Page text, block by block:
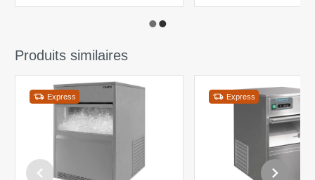
Produits similaires
Express Express